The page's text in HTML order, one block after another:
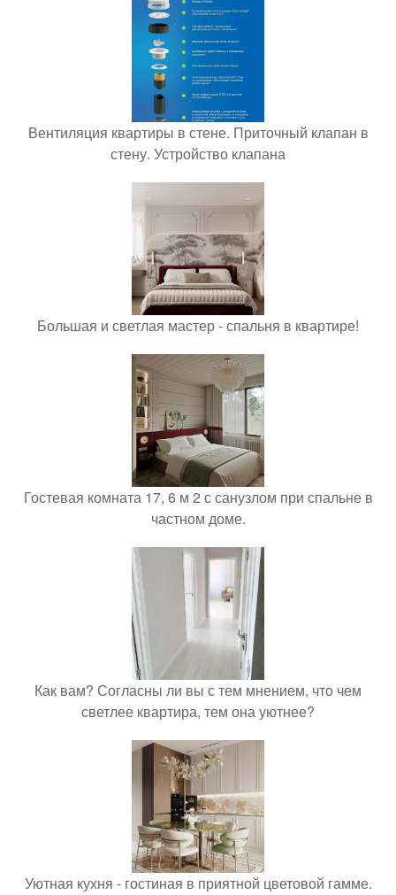
Вентиляция квартиры в стене. Приточный клапан в
стену. Устройство клапана
Большая и светлая мастер - спальня в квартире!
Гостевая комната 17, 6 м 2 с санузлом при спальне в
частном доме.
Как вам? Согласны ли вы с тем мнением, что чем
светлее квартира, тем она уютнее?
Уютная кухня - гостиная в приятной цветовой гамме.